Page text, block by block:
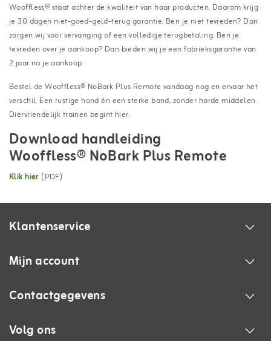
Wooffless® staat achter de kwaliteit van haar producten. Daarom krijg
je 30 dagen niet-goed-geld-terug garantie. Ben je niet tevreden? Dan
zorgen wij voor vervanging of een volledige terugbetaling. Ben je
tevreden over je aankoop? Dan bieden wij je een fabrieksgarantie van
2 jaar na je aankoop.
Bestel de Wooffless® NoBark Plus Remote vandaag nog en ervaar het
verschil. Een rustige hond én een sterke band, zonder harde middelen.
Diervriendelijk trainen begint hier.
Download handleiding
Wooffless® NoBark Plus Remote
Klik hier (PDF)
Klantenservice
Mijn account
Contactgegevens
Volg ons